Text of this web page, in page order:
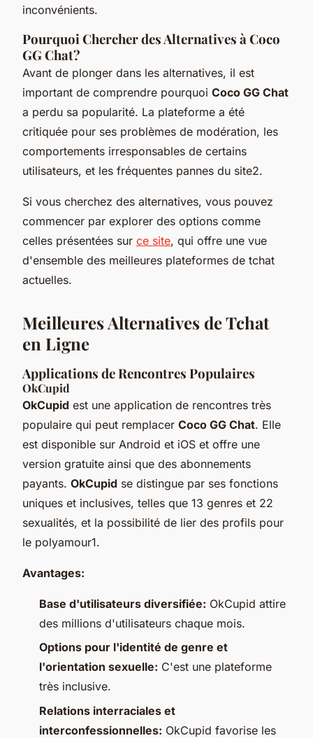
inconvénients.
Pourquoi Chercher des Alternatives à Coco
GG Chat?
Avant de plonger dans les alternatives, il est
important de comprendre pourquoi Coco GG Chat
a perdu sa popularité. La plateforme a été
critiquée pour ses problèmes de modération, les
comportements irresponsables de certains
utilisateurs, et les fréquentes pannes du site2.
Si vous cherchez des alternatives, vous pouvez
commencer par explorer des options comme
celles présentées sur ce site, qui offre une vue
d'ensemble des meilleures plateformes de tchat
actuelles.
Meilleures Alternatives de Tchat
en Ligne
Applications de Rencontres Populaires
OkCupid
OkCupid est une application de rencontres très
populaire qui peut remplacer Coco GG Chat. Elle
est disponible sur Android et iOS et offre une
version gratuite ainsi que des abonnements
payants. OkCupid se distingue par ses fonctions
uniques et inclusives, telles que 13 genres et 22
sexualités, et la possibilité de lier des profils pour
le polyamour1.
Avantages:
Base d'utilisateurs diversifiée: OkCupid attire
des millions d'utilisateurs chaque mois.
Options pour l'identité de genre et
l'orientation sexuelle: C'est une plateforme
très inclusive.
Relations interraciales et
interconfessionnelles: OkCupid favorise les